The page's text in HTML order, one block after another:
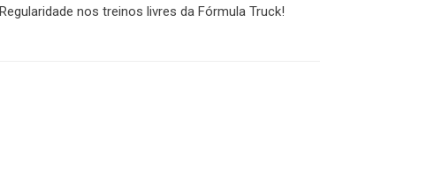
Regularidade nos treinos livres da Fórmula Truck!